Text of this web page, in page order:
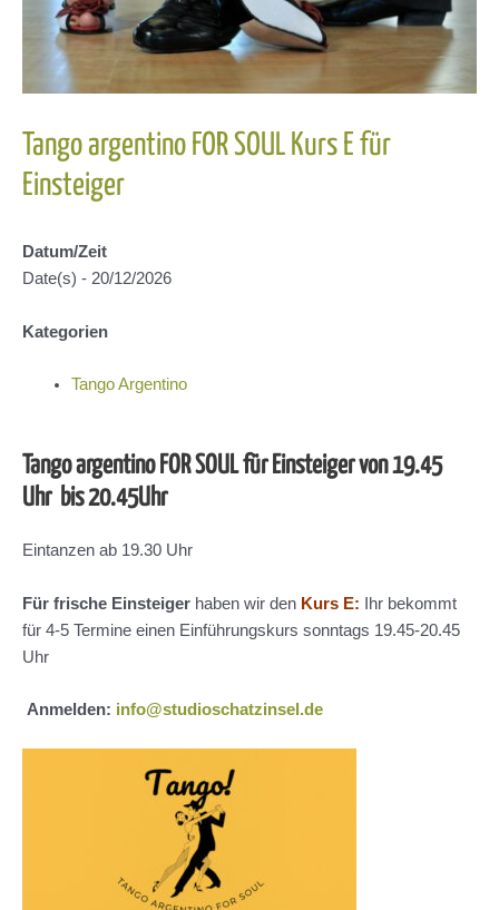
Tango argentino FOR SOUL Kurs E für
Einsteiger
Datum/Zeit
Date(s) - 20/12/2026
Kategorien
Tango Argentino
Tango argentino FOR SOUL für Einsteiger von 19.45
Uhr bis 20.45Uhr
Eintanzen ab 19.30 Uhr
Für frische Einsteiger haben wir den Kurs E:
Ihr bekommt
für 4-5 Termine einen Einführungskurs sonntags 19.45-20.45
Uhr
Anmelden: info@studioschatzinsel.de